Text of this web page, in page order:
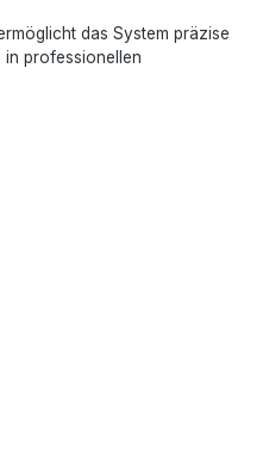
das System präzise
in professionellen